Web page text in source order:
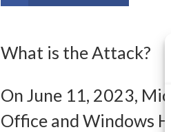
What is the Attack?
On June 11, 2023,
Office and Windows